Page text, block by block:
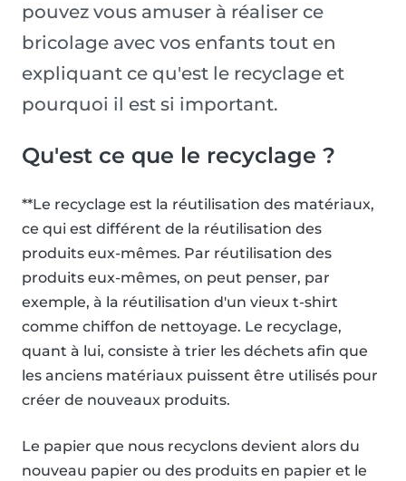
pouvez vous amuser à réaliser ce
bricolage avec vos enfants tout en
expliquant ce qu'est le recyclage et
pourquoi il est si important.
Qu'est ce que le recyclage ?
**Le recyclage est la réutilisation des matériaux,
ce qui est différent de la réutilisation des
produits eux-mêmes. Par réutilisation des
produits eux-mêmes, on peut penser, par
exemple, à la réutilisation d'un vieux t-shirt
comme chiffon de nettoyage. Le recyclage,
quant à lui, consiste à trier les déchets afin que
les anciens matériaux puissent être utilisés pour
créer de nouveaux produits.
Le papier que nous recyclons devient alors du
nouveau papier ou des produits en papier et le